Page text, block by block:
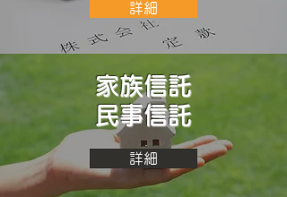
詳細
家族信託
民事信託
詳細